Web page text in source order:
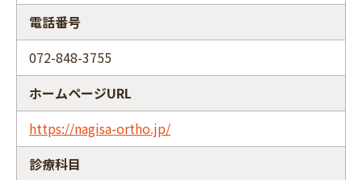
電話番号
072-848-3755
ホームページURL
https://nagisa-ortho.jp/
診療科目